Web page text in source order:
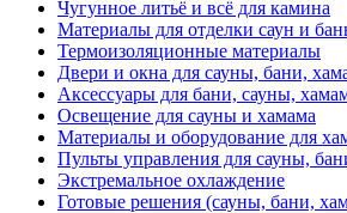
Чугунное литьё и всё для камина
Материалы для отделки саун и
Термоизоляционные материалы
Двери и окна для сауны, бани,
Аксессуары для бани, сауны,
Освещение для сауны и хамама
Материалы и оборудование для
Пульты управления для сауны,
Экстремальное охлаждение
Готовые решения (сауны, бани,